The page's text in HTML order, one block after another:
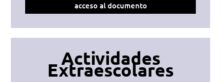
acceso al documento
Actividades
Extraescolares